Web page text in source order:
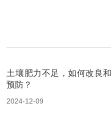
土壤肥力不足，如何改良和
预防？
2024-12-09